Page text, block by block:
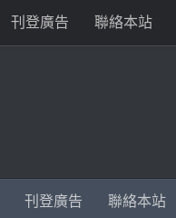
刊登廣告 聯絡本站
刊登廣告 聯絡本站